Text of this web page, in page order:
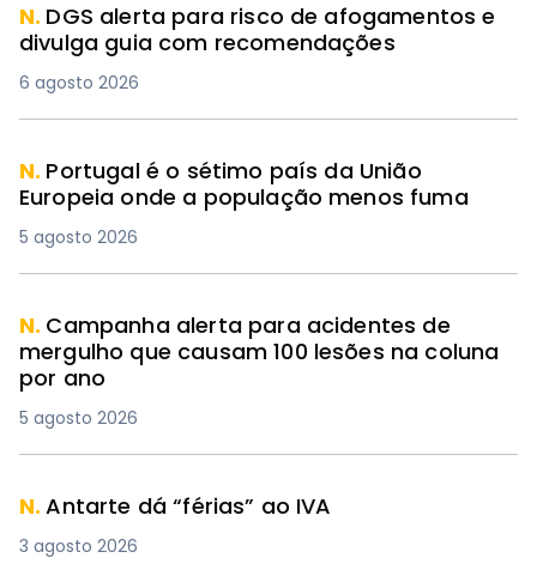
N. DGS alerta para risco de afogamentos e
divulga guia com recomendações
6 agosto 2026
N. Portugal é o sétimo país da União
Europeia onde a população menos fuma
5 agosto 2026
N. Campanha alerta para acidentes de
mergulho que causam 100 lesões na coluna
por ano
5 agosto 2026
N.Antarte dá “férias” ao IVA
3 agosto 2026